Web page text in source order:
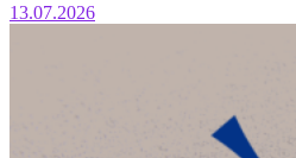
13.07.2026